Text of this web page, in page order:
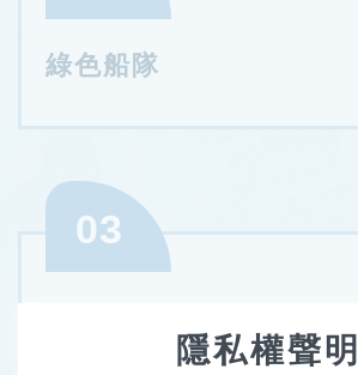
綠色船隊
03
隱私權聲明